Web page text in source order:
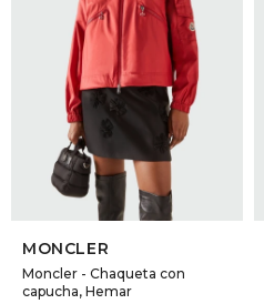
SELECCIONAR TALLE
MONCLER
Moncler - Chaqueta con
capucha, Hemar